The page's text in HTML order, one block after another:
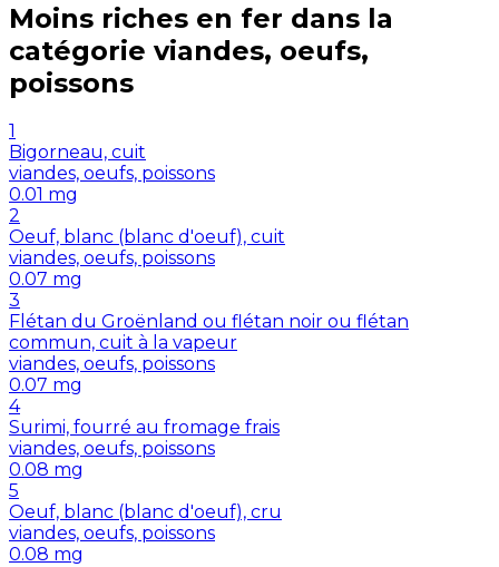
Moins riches en fer dans la
catégorie viandes, oeufs,
poissons
1
Bigorneau, cuit
viandes, oeufs, poissons
0.01 mg
2
Oeuf, blanc (blanc d'oeuf), cuit
viandes, oeufs, poissons
0.07 mg
3
Flétan du Groënland ou flétan noir ou flétan
commun, cuit à la vapeur
viandes, oeufs, poissons
0.07 mg
4
Surimi, fourré au fromage frais
viandes, oeufs, poissons
0.08 mg
5
Oeuf, blanc (blanc d'oeuf), cru
viandes, oeufs, poissons
0.08 mg